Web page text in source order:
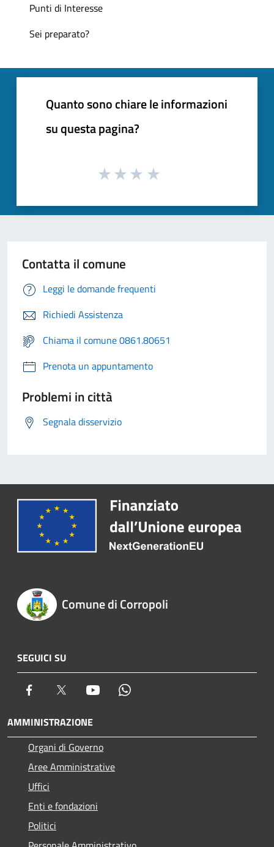
Punti di Interesse
Sei preparato?
Quanto sono chiare le informazioni
su questa pagina?
Contatta il comune
Leggi le domande frequenti
Richiedi Assistenza
Chiama il comune 0861.80651
Prenota un appuntamento
Problemi in città
Segnala disservizio
Comune di Corropoli
SEGUICI SU
Facebook Twitter Youtube
AMMINISTRAZIONE
Organi di Governo
Aree Amministrative
Uffici
Enti e fondazioni
Politici